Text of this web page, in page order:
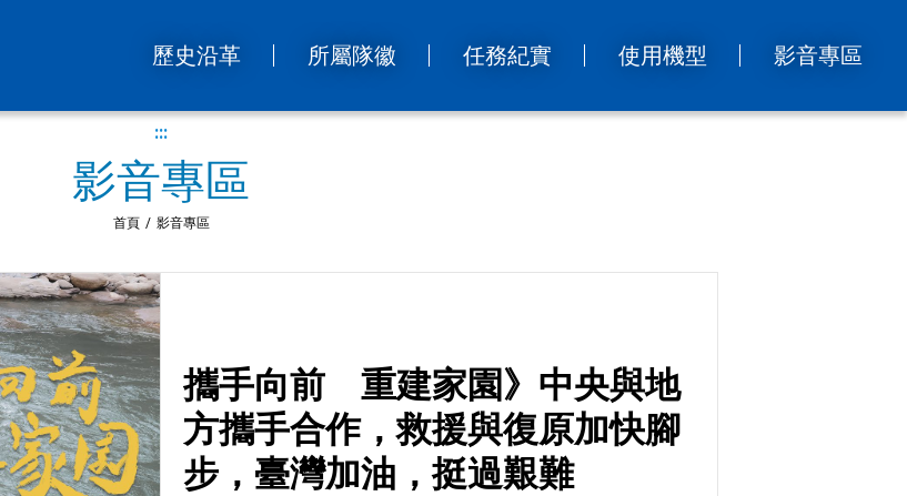
歷史沿革 所屬隊徽 任務紀實 使用機型 影音專區
:::
影音專區
首頁 / 影音專區
攜手向前 重建家園》中央與地
方攜手合作，救援與復原加快腳
步，臺灣加油，挺過艱難